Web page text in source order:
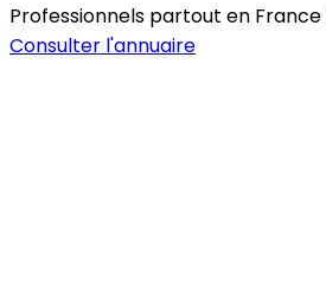
Professionnels partout en France
Consulter l'annuaire